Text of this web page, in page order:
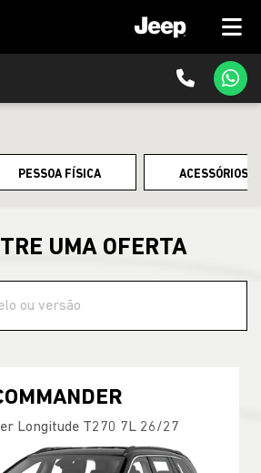
PESSOA FÍSICA ACESSÓRIOS
UMA OFERTA
Longitude T270 7L 26/27